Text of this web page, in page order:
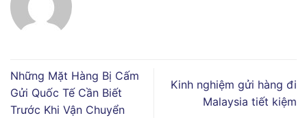
Những Mặt Hàng Bị Cấm
Gửi Quốc Tế Cần Biết
Trước Khi Vận Chuyển
Kinh nghiệm gửi hàng đi
Malaysia tiết kiệm